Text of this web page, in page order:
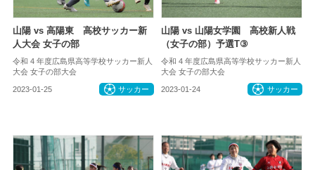
山陽 vs 高陽東 高校サッカー新
人大会 女子の部
令和 4 年度広島県高等学校サッカー新人
大会 女子の部大会
2023-01-25 サッカー
山陽 vs 山陽女学園 高校新人戦
（女子の部）予選T③
令和 4 年度広島県高等学校サッカー新人
大会 女子の部大会
2023-01-24 サッカー